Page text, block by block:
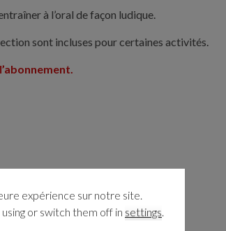
à l’oral de façon ludique.
sont incluses pour certaines activités.
expérience sur notre site.
or switch them off in settings